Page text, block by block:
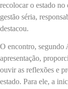
recolocar o estado no
gestão séria,
destacou.
O encontro, segundo
apresentação,
ouvir as reflexões e
estado. Para ele, a